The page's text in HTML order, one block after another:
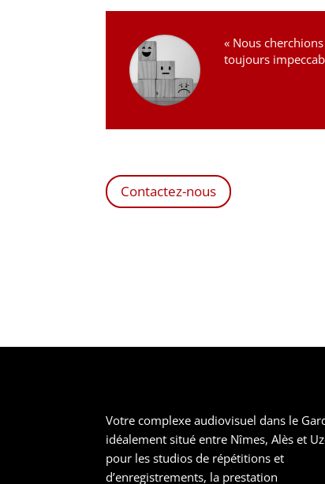
« Nous
toujours
Contactez-nous
Votre complexe audiovisuel dans le
idéalement situé entre Nîmes, Alès et
pour les studios de répétitions et
d’enregistrements, la prestation